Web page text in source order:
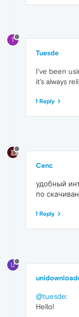
T
Tuesde
I've been
it's always
1 Reply
Cenc
удобный
по
1 Reply
U
@tuesde:
Hello!